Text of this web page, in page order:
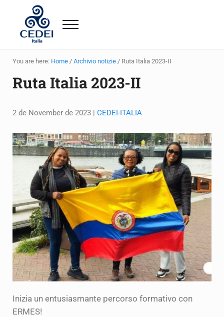
Skip to main content
Skip to site footer
CEDEI ITALIA
Menu
You are here: Home / Archivio notizie /Ruta Italia 2023-II
Ruta Italia 2023-II
2 de November de 2023 | CEDEI-ITALIA
Inizia un entusiasmante percorso formativo con
ERMES!